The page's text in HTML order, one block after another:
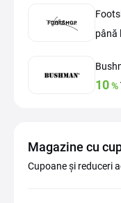
până
10%
Magazine cu
Cupoane și reduceri